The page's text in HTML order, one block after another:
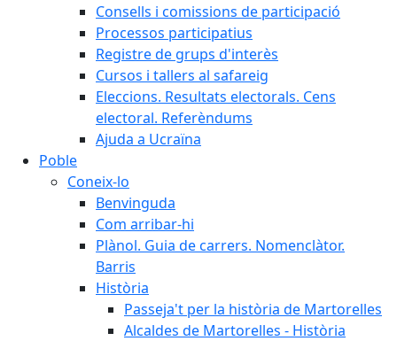
Consells i comissions de participació
Processos participatius
Registre de grups d'interès
Cursos i tallers al safareig
Eleccions. Resultats electorals. Cens
electoral. Referèndums
Ajuda a Ucraïna
Poble
Coneix-lo
Benvinguda
Com arribar-hi
Plànol. Guia de carrers. Nomenclàtor.
Barris
Història
Passeja't per la història de Martorelles
Alcaldes de Martorelles - Història